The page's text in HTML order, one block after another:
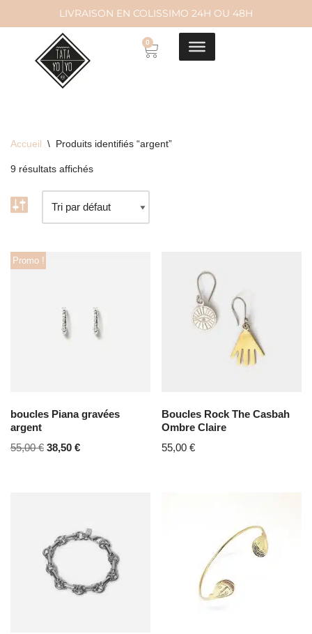
contenu
LIVRAISON EN COLISSIMO 24H OU 48H
0
Accueil \ Produits identifiés “argent”
9 résultats affichés
Promo !
boucles Piana gravées
argent
55,00€ 38,50 €
Boucles Rock The Casbah
Ombre Claire
55,00€